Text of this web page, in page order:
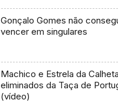
Gonçalo Gomes não
vencer em singulares
Machico e Estrela da Calheta
eliminados da Taça de
(vídeo)